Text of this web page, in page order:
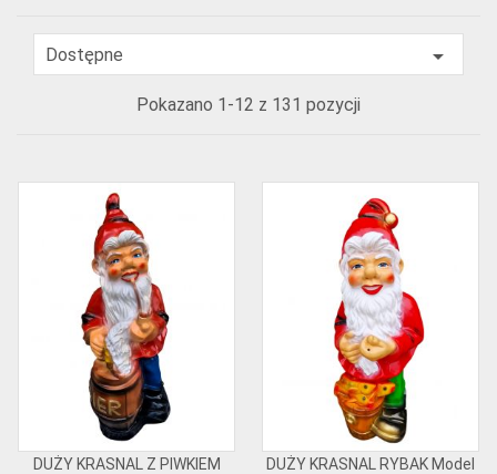
Dostępne 
Pokazano 1-12 z 131 pozycji
DUŻY KRASNAL Z PIWKIEM
DUŻY KRASNAL RYBAK Model